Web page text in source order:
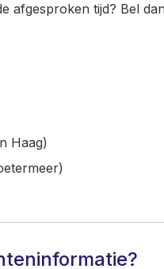
afgesproken tijd? Bel
Haag)